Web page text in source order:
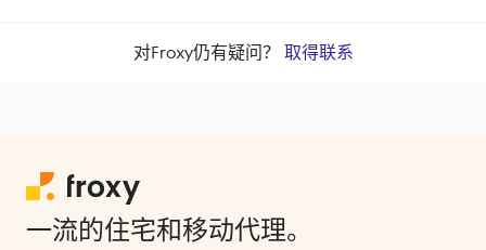
对Froxy仍有疑问？ 取得联系
一流的住宅和移动代理。